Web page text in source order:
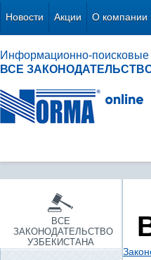
Новости Акции О компании
Информационно-поисковые
ВСЕ
ВСЕ
ЗАКОНОДАТЕЛЬСТВО
УЗБЕКИСТАНА